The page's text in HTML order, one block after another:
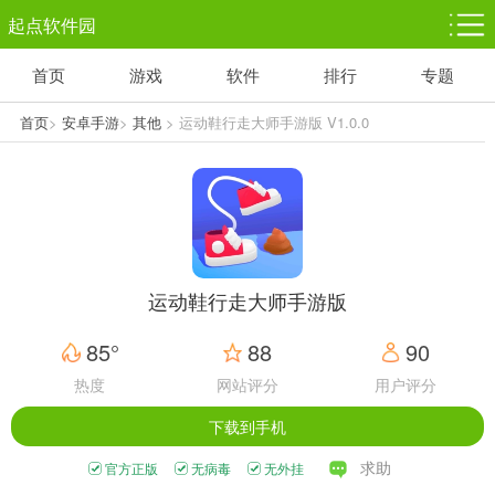
起点软件园
塔防游戏
1千+款游戏
休闲益智
1万+款游戏
体育竞技
5百+款游戏
赛车竞速
3百+款游戏
首页 游戏 软件 排行 专题
首页> 安卓手游> 其他> 运动鞋行走大师手游版 V1.0.0
运动鞋行走大师手游版
85°
热度
88
网站评分
90
用户评分
下载到手机
官方正版 无病毒 无外挂 求助